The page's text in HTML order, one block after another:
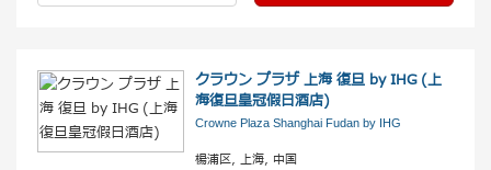
クラウン プラザ 上海 復旦 by IHG (上
海復旦皇冠假日酒店)
Crowne Plaza Shanghai Fudan by IHG
楊浦区, 上海, 中国